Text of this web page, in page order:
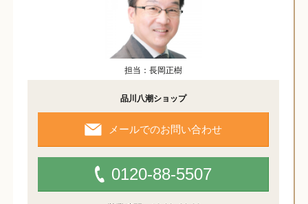
担当：長岡正樹
品川八潮ショップ
メールでのお問い合わせ
0120-88-5507